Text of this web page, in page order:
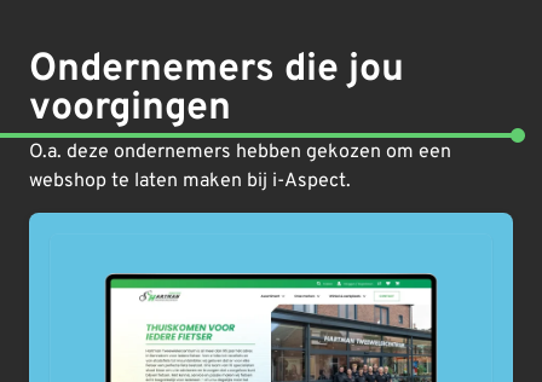
Ondernemers die jou
voorgingen
O.a. deze ondernemers hebben gekozen om een
webshop te laten maken bij i-Aspect.